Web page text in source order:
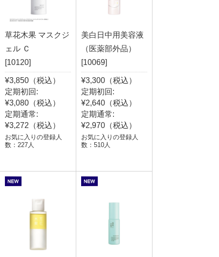
草花木果 マスクジ
ェル Ｃ
[10120]
¥3,850（税込）
定期初回:
¥3,080（税込）
定期通常:
¥3,272（税込）
お気に入りの登録人
数：227人
美白日中用美容液
（医薬部外品）
[10069]
¥3,300（税込）
定期初回:
¥2,640（税込）
定期通常:
¥2,970（税込）
お気に入りの登録人
数：510人